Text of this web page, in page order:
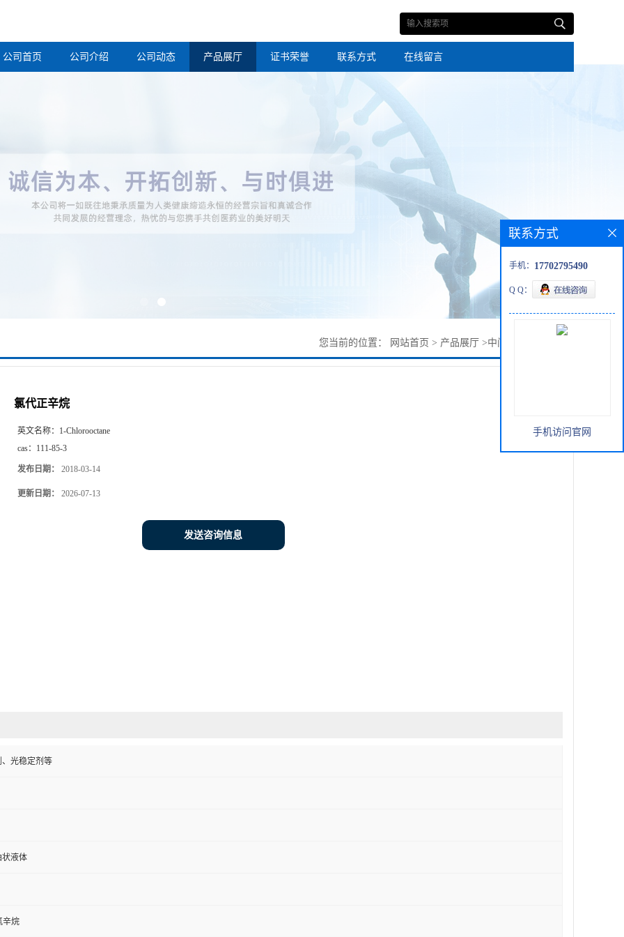
公司首页 公司介绍 公司动态 产品展厅 证书荣誉 联系方式 在线留言
您当前的位置： 网站首页 > 产品展厅 >中间体
氯代正辛烷
英文名称： 1-Chlorooctane
cas： 111-85-3
发布日期： 2018-03-14
更新日期： 2026-07-13
发送咨询信息
光稳定剂等
状液体
辛烷
联系方式
手机： 17702795490
Q Q：
手机访问官网